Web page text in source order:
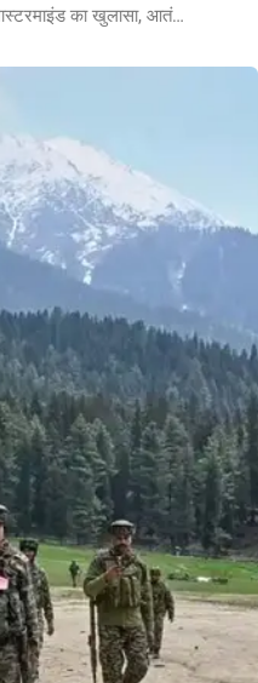
पहलगाम हमले की NIA चार्जशीट: ‘लंगड़ा’ मास्टरमाइंड का खुलासा, आतंकियों को मिली स्थानीय सहायता